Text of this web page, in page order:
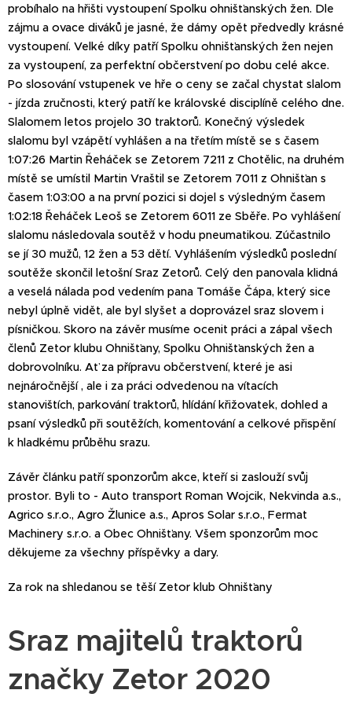
probíhalo na hřišti vystoupení Spolku ohnišťanských žen. Dle
zájmu a ovace diváků je jasné, že dámy opět předvedly krásné
vystoupení. Velké díky patří Spolku ohnišťanských žen nejen
za vystoupení, za perfektní občerstvení po dobu celé akce.
Po slosování vstupenek ve hře o ceny se začal chystat slalom
- jízda zručnosti, který patří ke královské disciplíně celého dne.
Slalomem letos projelo 30 traktorů. Konečný výsledek
slalomu byl vzápětí vyhlášen a na třetím místě se s časem
1:07:26 Martin Řeháček se Zetorem 7211 z Chotělic, na druhém
místě se umístil Martin Vraštil se Zetorem 7011 z Ohnišťan s
časem 1:03:00 a na první pozici si dojel s výsledným časem
1:02:18 Řeháček Leoš se Zetorem 6011 ze Sběře. Po vyhlášení
slalomu následovala soutěž v hodu pneumatikou. Zúčastnilo
se jí 30 mužů, 12 žen a 53 dětí. Vyhlášením výsledků poslední
soutěže skončil letošní Sraz Zetorů. Celý den panovala klidná
a veselá nálada pod vedením pana Tomáše Čápa, který sice
nebyl úplně vidět, ale byl slyšet a doprovázel sraz slovem i
písničkou. Skoro na závěr musíme ocenit práci a zápal všech
členů Zetor klubu Ohnišťany, Spolku Ohnišťanských žen a
dobrovolníku. Ať za přípravu občerstvení, které je asi
nejnáročnější , ale i za práci odvedenou na vítacích
stanovištích, parkování traktorů, hlídání křižovatek, dohled a
psaní výsledků při soutěžích, komentování a celkové přispění
k hladkému průběhu srazu.
Závěr článku patří sponzorům akce, kteří si zaslouží svůj
prostor. Byli to - Auto transport Roman Wojcik, Nekvinda a.s.,
Agrico s.r.o., Agro Žlunice a.s., Apros Solar s.r.o., Fermat
Machinery s.r.o. a Obec Ohnišťany. Všem sponzorům moc
děkujeme za všechny příspěvky a dary.
Za rok na shledanou se těší Zetor klub Ohnišťany
Sraz majitelů traktorů
značky Zetor 2020